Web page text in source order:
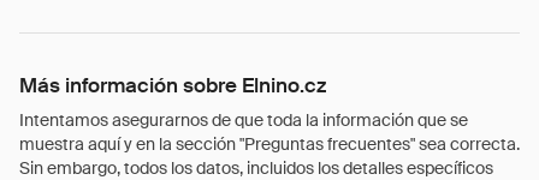
Más información sobre Elnino.cz
Intentamos asegurarnos de que toda la información que se
muestra aquí y en la sección "Preguntas frecuentes" sea correcta.
Sin embargo, todos los datos, incluidos los detalles específicos